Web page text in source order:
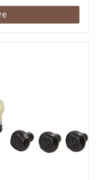
n’utilisent les pièces
exclusivement pour la
ni ne les emploient